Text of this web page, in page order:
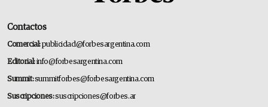
Contactos
Comercial:publicidad@forbesargentina.com
Editorial:info@forbesargentina.com
Summit:summitforbes@forbesargentina.com
Suscripciones:suscripciones@forbes.ar